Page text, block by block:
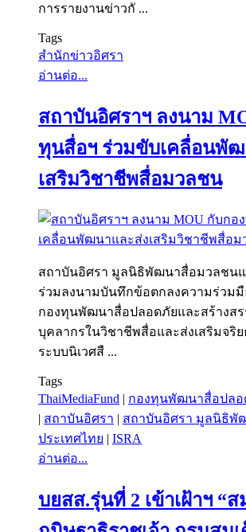
การรายงานข่าวกั ...
Tags
สำนักข่าวอิศรา
อ่านต่อ...
สถาบันอิศราฯ ลงนาม
ทุนสื่อฯ ร่วมขับเคลื่อนพั
เสริมวิชาชีพสื่อมวลชน
สถาบันอิศรา มูลนิธิพัฒนาสื่อมวลชนแ
ร่วมลงนามบันทึกข้อตกลงความร่วมมื
กองทุนพัฒนาสื่อปลอดภัยและสร้างส
บุคลากรในวิชาชีพสื่อและส่งเสริมจริย
ระบบนิเวศสื ...
Tags
ThaiMediaFund | กองทุนพัฒนาสื่อปลอ
| สถาบันอิศรา | สถาบันอิศรา มูลนิธิพั
ประเทศไทย | ISRA
อ่านต่อ...
บยสส.รุ่นที่ 2 เข้าเฝ้าฯ “ส